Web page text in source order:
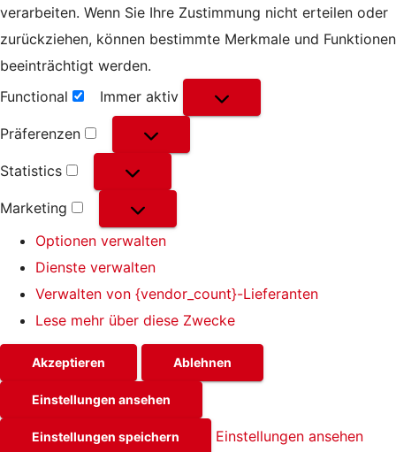
verarbeiten. Wenn Sie Ihre Zustimmung nicht erteilen oder
zurückziehen, können bestimmte Merkmale und Funktionen
beeinträchtigt werden.
Functional
Functional
Immer aktiv
Präferenzen
Präferenzen
Statistics
Statistics
Marketing
Marketing
Optionen verwalten
Dienste verwalten
Verwalten von {vendor_count}-Lieferanten
Lese mehr über diese Zwecke
Akzeptieren Ablehnen
Einstellungen ansehen
Einstellungen speichern
Einstellungen ansehen